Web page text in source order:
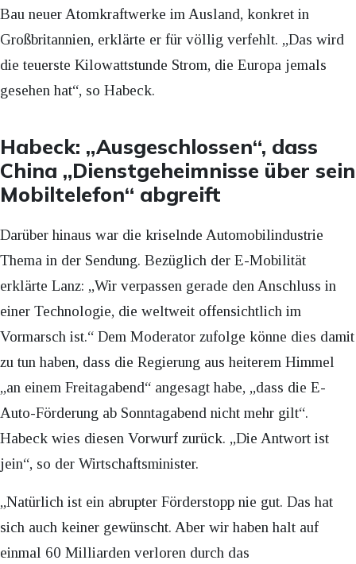
Bau neuer Atomkraftwerke im Ausland, konkret in
Großbritannien, erklärte er für völlig verfehlt. „Das wird
die teuerste Kilowattstunde Strom, die Europa jemals
gesehen hat“, so Habeck.
Habeck: „Ausgeschlossen“, dass
China „Dienstgeheimnisse über sein
Mobiltelefon“ abgreift
Darüber hinaus war die kriselnde Automobilindustrie
Thema in der Sendung. Bezüglich der E-Mobilität
erklärte Lanz: „Wir verpassen gerade den Anschluss in
einer Technologie, die weltweit offensichtlich im
Vormarsch ist.“ Dem Moderator zufolge könne dies damit
zu tun haben, dass die Regierung aus heiterem Himmel
„an einem Freitagabend“ angesagt habe, „dass die E-
Auto-Förderung ab Sonntagabend nicht mehr gilt“.
Habeck wies diesen Vorwurf zurück. „Die Antwort ist
jein“, so der Wirtschaftsminister.
„Natürlich ist ein abrupter Förderstopp nie gut. Das hat
sich auch keiner gewünscht. Aber wir haben halt auf
einmal 60 Milliarden verloren durch das